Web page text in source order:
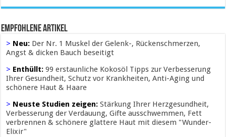
Empfohlene Artikel
> Neu: Der Nr. 1 Muskel der Gelenk-, Rückenschmerzen,
Angst & dicken Bauch beseitigt
> Enthüllt:99 erstaunliche Kokosöl Tipps zur Verbesserung
Ihrer Gesundheit, Schutz vor Krankheiten, Anti-Aging und
schönere Haut & Haare
> Neuste Studien zeigen:Stärkung Ihrer Herzgesundheit,
Verbesserung der Verdauung, Gifte ausschwemmen, Fett
verbrennen & schönere glattere Haut mit diesem "Wunder-
Elixir"